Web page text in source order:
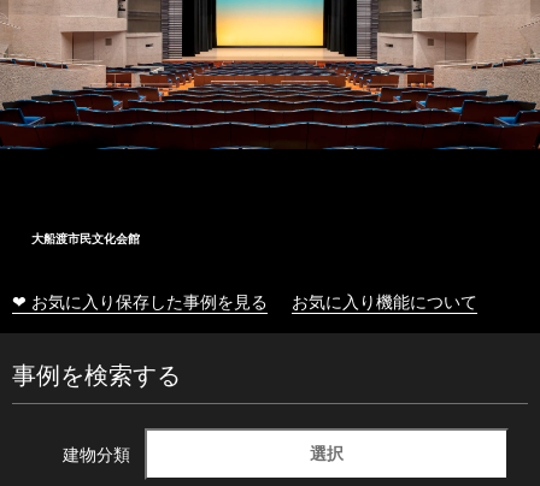
大船渡市民文化会館
❤ お気に入り保存した事例を見る お気に入り機能について
事例を検索する
建物分類 選択